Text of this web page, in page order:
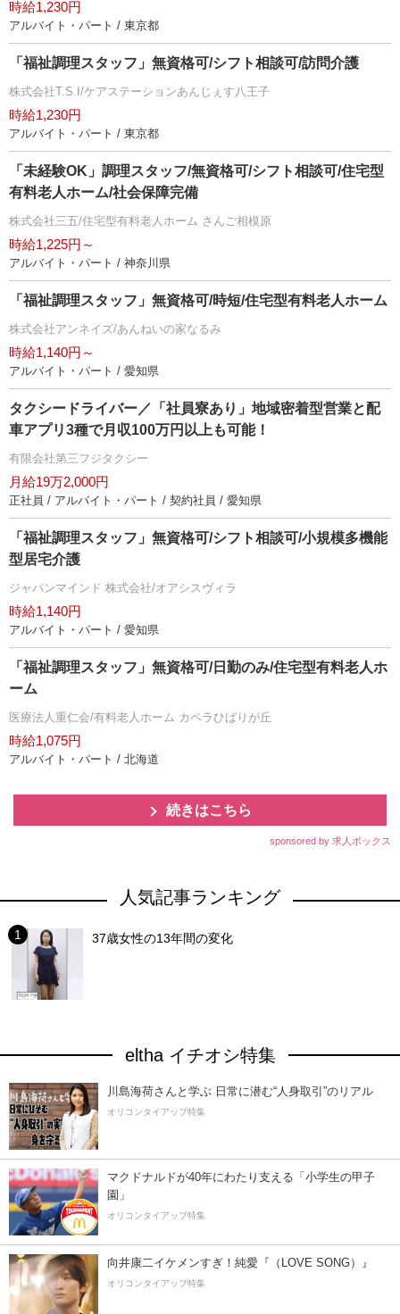
時給1,230円
アルバイト・パート / 東京都
「福祉調理スタッフ」無資格可/シフト相談可/訪問介護
株式会社T.S.I/ケアステーションあんじぇす八王子
時給1,230円
アルバイト・パート / 東京都
「未経験OK」調理スタッフ/無資格可/シフト相談可/住宅型
有料老人ホーム/社会保障完備
株式会社三五/住宅型有料老人ホーム さんご相模原
時給1,225円～
アルバイト・パート / 神奈川県
「福祉調理スタッフ」無資格可/時短/住宅型有料老人ホーム
株式会社アンネイズ/あんねいの家なるみ
時給1,140円～
アルバイト・パート / 愛知県
タクシードライバー／「社員寮あり」地域密着型営業と配
車アプリ3種で月収100万円以上も可能！
有限会社第三フジタクシー
月給19万2,000円
正社員 / アルバイト・パート / 契約社員 / 愛知県
「福祉調理スタッフ」無資格可/シフト相談可/小規模多機能
型居宅介護
ジャパンマインド 株式会社/オアシスヴィラ
時給1,140円
アルバイト・パート / 愛知県
「福祉調理スタッフ」無資格可/日勤のみ/住宅型有料老人ホ
ーム
医療法人重仁会/有料老人ホーム カペラひばりが丘
時給1,075円
アルバイト・パート / 北海道
続きはこちら
sponsored by 求人ボックス
人気記事ランキング
37歳女性の13年間の変化
eltha イチオシ特集
川島海荷さんと学ぶ 日常に潜む“人身取引”のリアル
オリコンタイアップ特集
マクドナルドが40年にわたり支える「小学生の甲子
園」
オリコンタイアップ特集
向井康二イケメンすぎ！純愛『（LOVE SONG）』
オリコンタイアップ特集